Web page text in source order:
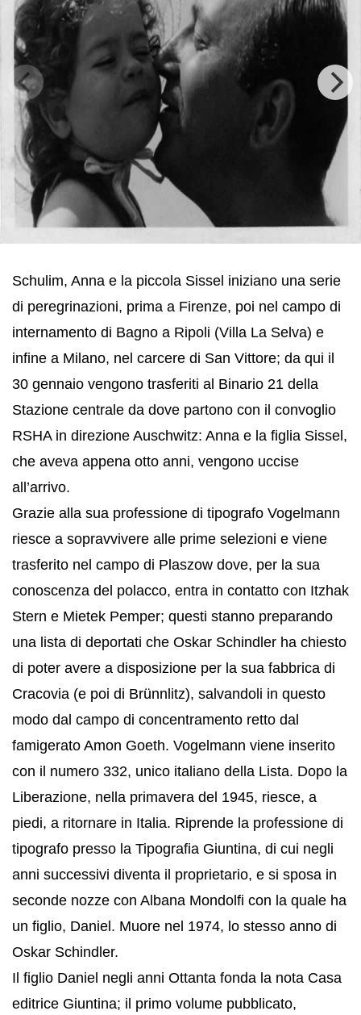
Schulim, Anna e la piccola Sissel iniziano una serie
di peregrinazioni, prima a Firenze, poi nel campo di
internamento di Bagno a Ripoli (Villa La Selva) e
infine a Milano, nel carcere di San Vittore; da qui il
30 gennaio vengono trasferiti al Binario 21 della
Stazione centrale da dove partono con il convoglio
RSHA in direzione Auschwitz: Anna e la figlia Sissel,
che aveva appena otto anni, vengono uccise
all’arrivo.
Grazie alla sua professione di tipografo Vogelmann
riesce a sopravvivere alle prime selezioni e viene
trasferito nel campo di Plaszow dove, per la sua
conoscenza del polacco, entra in contatto con Itzhak
Stern e Mietek Pemper; questi stanno preparando
una lista di deportati che Oskar Schindler ha chiesto
di poter avere a disposizione per la sua fabbrica di
Cracovia (e poi di Brünnlitz), salvandoli in questo
modo dal campo di concentramento retto dal
famigerato Amon Goeth. Vogelmann viene inserito
con il numero 332, unico italiano della Lista. Dopo la
Liberazione, nella primavera del 1945, riesce, a
piedi, a ritornare in Italia. Riprende la professione di
tipografo presso la Tipografia Giuntina, di cui negli
anni successivi diventa il proprietario, e si sposa in
seconde nozze con Albana Mondolfi con la quale ha
un figlio, Daniel. Muore nel 1974, lo stesso anno di
Oskar Schindler.
Il figlio Daniel negli anni Ottanta fonda la nota Casa
editrice Giuntina; il primo volume pubblicato,